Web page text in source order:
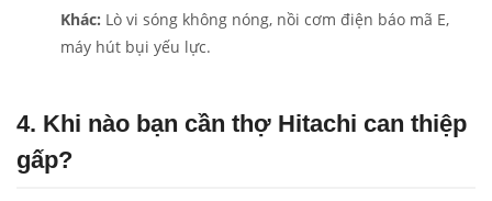
Khác: Lò vi sóng không nóng, nồi cơm điện báo mã E,
máy hút bụi yếu lực.
4. Khi nào bạn cần thợ Hitachi can thiệp
gấp?